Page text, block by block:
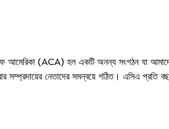
আমেরিকা (ACA) হল একটি অনন্য সংগঠন যা
সম্প্রদায়ের নেতাদের সমন্বয়ে গঠিত। এসিএ প্রতি